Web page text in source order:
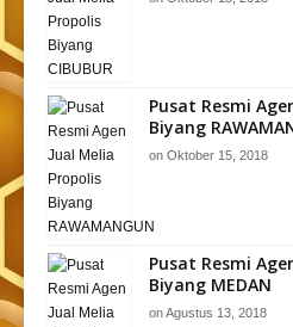
Pusat Resmi
Biyang
on Oktober 15, 2018
Pusat Resmi
Biyang MEDAN
onAgustus 13, 2018